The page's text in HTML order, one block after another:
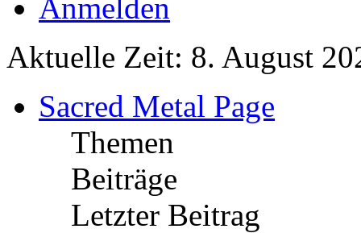
Anmelden
Aktuelle Zeit: 8. August
Sacred Metal Page
Themen
Beiträge
Letzter Beitrag